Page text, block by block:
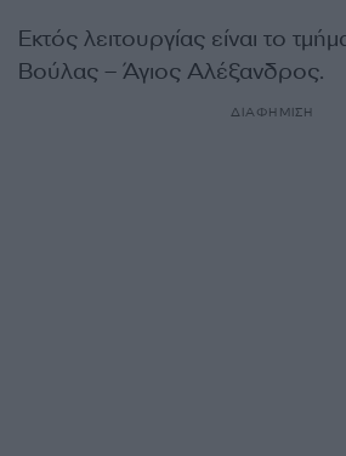
Εκτός λειτουργίας είναι το
Βούλας – Άγιος Αλέξανδρος.
ΔΙΑΦΗΜΙΣΗ